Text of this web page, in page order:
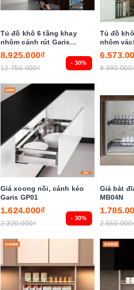
- 30%
Tủ đồ khô 6 tầng khay
nhôm cánh rút Garis
MS6.40GA
8.925.000₫
12.750.000₫
Tủ đồ
nhôm
GS6.45A
- 30%
Giá xoong nồi, cánh kéo
Garis GP01
1.624.000₫
2.320.000₫
Giá bát
MB04N